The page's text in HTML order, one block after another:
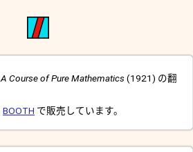
A Course of Pure Mathematics(1921) の翻
BOOTH で販売しています。